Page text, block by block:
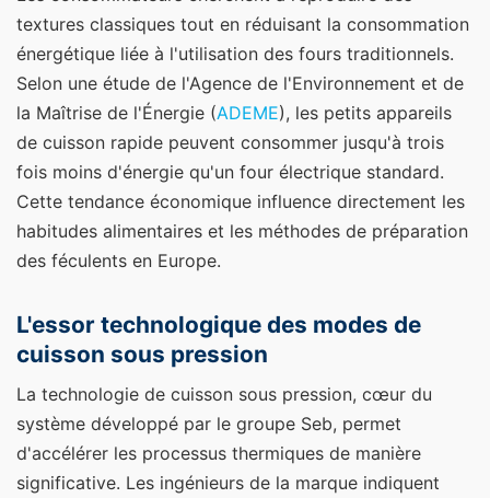
textures classiques tout en réduisant la consommation
énergétique liée à l'utilisation des fours traditionnels.
Selon une étude de l'Agence de l'Environnement et de
la Maîtrise de l'Énergie (ADEME), les petits appareils
de cuisson rapide peuvent consommer jusqu'à trois
fois moins d'énergie qu'un four électrique standard.
Cette tendance économique influence directement les
habitudes alimentaires et les méthodes de préparation
des féculents en Europe.
L'essor technologique des modes de
cuisson sous pression
La technologie de cuisson sous pression, cœur du
système développé par le groupe Seb, permet
d'accélérer les processus thermiques de manière
significative. Les ingénieurs de la marque indiquent